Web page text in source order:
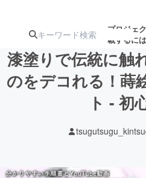
プロジェ
載するには
注目の新着プロ
漆塗りで伝統に触
のをデコれる！蒔
ト - 初